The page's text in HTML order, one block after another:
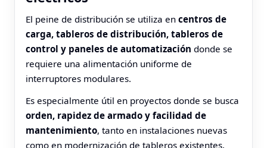
El peine de distribución se utiliza en centros de
carga, tableros de distribución, tableros de
control y paneles de automatización donde se
requiere una alimentación uniforme de
interruptores modulares.
Es especialmente útil en proyectos donde se busca
orden, rapidez de armado y facilidad de
mantenimiento, tanto en instalaciones nuevas
como en modernización de tableros existentes.